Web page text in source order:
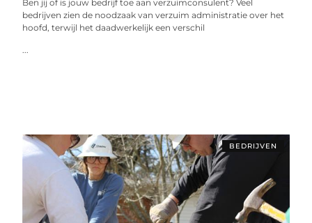
Ben jij of is jouw bedrijf toe aan verzuimconsulent? Veel
bedrijven zien de noodzaak van verzuim administratie over het
hoofd, terwijl het daadwerkelijk een verschil
...
BEDRIJVEN